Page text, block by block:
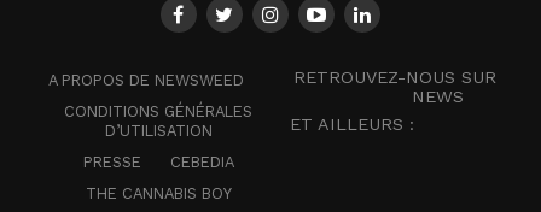
A PROPOS DE NEWSWEED
CONDITIONS GÉNÉRALES
D’UTILISATION
PRESSE
CEBEDIA
THE CANNABIS BOY
RETROUVEZ-NOUS SUR
NEWS
ET AILLEURS :